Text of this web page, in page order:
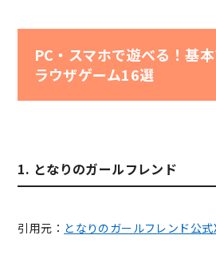
PC・スマホで遊べる！基
ラウザゲーム16選
1. となりのガールフレンド
引用元： となりのガールフレンド公